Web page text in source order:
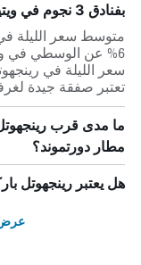
بفنادق 3 نجوم في ويتين؟
متوسط سعر الليلة
تعتبر صفقة جيدة
ما مدى قرب
مطار دورتموند؟
هل يعتبر رينجهوتل
عرض